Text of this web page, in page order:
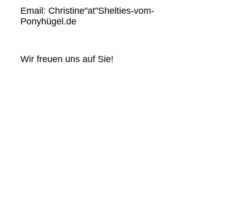
Email: Christine"at"Shelties-vom-
Ponyhügel.de
Wir freuen uns auf Sie!